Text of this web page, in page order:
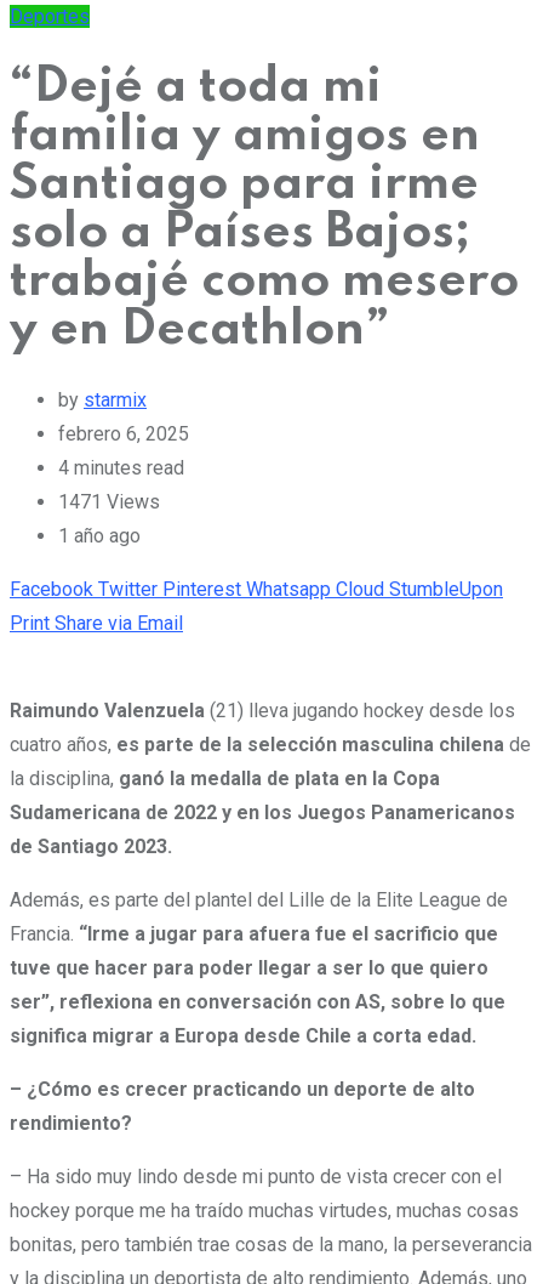
Deportes
“Dejé a toda mi
familia y amigos en
Santiago para irme
solo a Países Bajos;
trabajé como mesero
y en Decathlon”
by starmix
febrero 6, 2025
4 minutes read
1471 Views
1 año ago
Facebook Twitter Pinterest Whatsapp Cloud StumbleUpon
Print Share via Email
Raimundo Valenzuela (21) lleva jugando hockey desde los
cuatro años, es parte de la selección masculina chilena de
la disciplina, ganó la medalla de plata en la Copa
Sudamericana de 2022 y en los Juegos Panamericanos
de Santiago 2023.
Además, es parte del plantel del Lille de la Elite League de
Francia. “Irme a jugar para afuera fue el sacrificio que
tuve que hacer para poder llegar a ser lo que quiero
ser”, reflexiona en conversación con AS, sobre lo que
significa migrar a Europa desde Chile a corta edad.
– ¿Cómo es crecer practicando un deporte de alto
rendimiento?
– Ha sido muy lindo desde mi punto de vista crecer con el
hockey porque me ha traído muchas virtudes, muchas cosas
bonitas, pero también trae cosas de la mano, la perseverancia
y la disciplina un deportista de alto rendimiento. Además, uno